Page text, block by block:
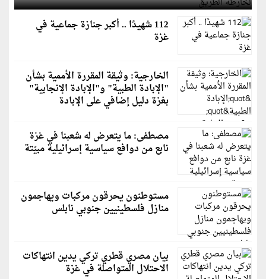
112 شهيدًا .. أكبر جنازة جماعية في
غزة
الخارجية: وثيقة المقررة الأممية بشأن
"الإبادة الطبية" و"الإبادة الإنجابية"
بغزة دليل إضافي على الإبادة
مصطفى: ما يتعرض له شعبنا في غزة
نابع من دوافع سياسية إسرائيلية مبيّتة
مستوطنون يحرقون مركبات ويهاجمون
منازل فلسطينيين جنوبي نابلس
بيان مصري قطري تركي يدين انتهاكات
الاحتلال المتواصلة في غزة